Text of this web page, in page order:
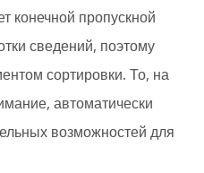
конечной пропускной
сведений, поэтому
сортировки. То, на
автоматически
возможностей для